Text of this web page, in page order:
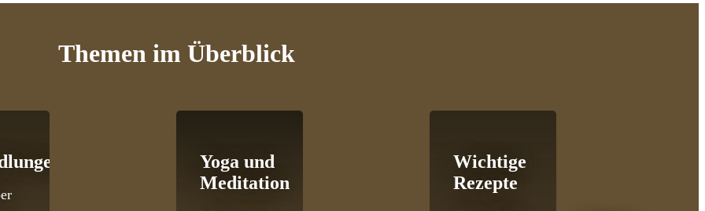
Themenim Überblick
Yoga und
Meditation
Wichtige
Rezepte